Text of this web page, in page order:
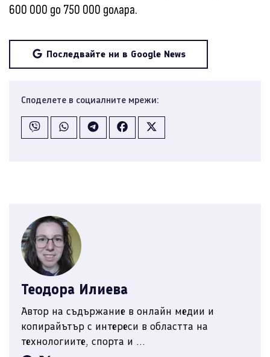
600 000 до 750 000 долара.
Последвайте ни в Google News
Споделете в социалните мрежи:
Теодора Илиева
Автор на съдържание в онлайн медии и
копирайътър с интереси в областта на
технологиите, спорта и ...